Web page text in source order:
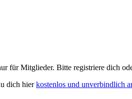
für Mitglieder. Bitte registriere dich
dich hierkostenlos und unverbindlich